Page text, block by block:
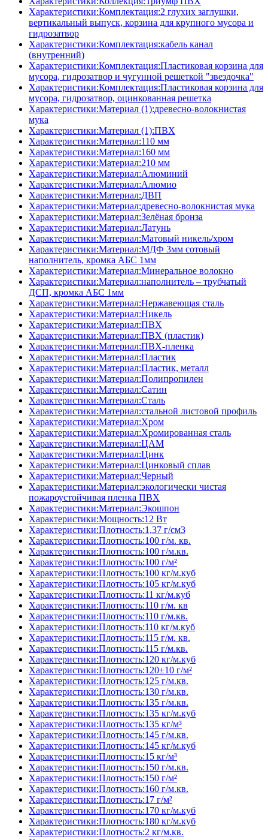
Характеристики:Комплектация:2 глухих заглушки,
вертикальный выпуск, корзина для крупного мусора и
гидрозатвор
Характеристики:Комплектация:кабель канал
(внутренний)
Характеристики:Комплектация:Пластиковая корзина для
мусора, гидрозатвор и чугунной решеткой "звездочка"
Характеристики:Комплектация:Пластиковая корзина для
мусора, гидрозатвор, оцинкованная решетка
Характеристики:Материал (1):древесно-волокнистая
мука
Характеристики:Материал (1):ПВХ
Характеристики:Материал:110 мм
Характеристики:Материал:160 мм
Характеристики:Материал:210 мм
Характеристики:Материал:Алюминий
Характеристики:Материал:Алюмио
Характеристики:Материал:ДВП
Характеристики:Материал:древесно-волокнистая мука
Характеристики:Материал:Зелёная бронза
Характеристики:Материал:Латунь
Характеристики:Материал:Матовый никель/хром
Характеристики:Материал:МДФ 3мм сотовый
наполнитель, кромка AБC 1мм
Характеристики:Материал:Минеральное волокно
Характеристики:Материал:наполнитель – трубчатый
ДСП, кромка AБC 1мм
Характеристики:Материал:Нержавеющая сталь
Характеристики:Материал:Никель
Характеристики:Материал:ПВХ
Характеристики:Материал:ПВХ (пластик)
Характеристики:Материал:ПВХ-пленка
Характеристики:Материал:Пластик
Характеристики:Материал:Пластик, металл
Характеристики:Материал:Полипропилен
Характеристики:Материал:Сатин
Характеристики:Материал:Сталь
Характеристики:Материал:стальной листовой профиль
Характеристики:Материал:Хром
Характеристики:Материал:Хромированная сталь
Характеристики:Материал:ЦАМ
Характеристики:Материал:Цинк
Характеристики:Материал:Цинковый сплав
Характеристики:Материал:Черный
Характеристики:Материал:экологически чистая
пожароустойчивая пленка ПВХ
Характеристики:Материал:Экошпон
Характеристики:Мощность:12 Вт
Характеристики:Плотность:1,37 г/см3
Характеристики:Плотность:100 г/м. кв.
Характеристики:Плотность:100 г/м.кв.
Характеристики:Плотность:100 г/м²
Характеристики:Плотность:100 кг/м.куб
Характеристики:Плотность:105 кг/м.куб
Характеристики:Плотность:11 кг/м.куб
Характеристики:Плотность:110 г/м. кв
Характеристики:Плотность:110 г/м.кв.
Характеристики:Плотность:110 кг/м.куб
Характеристики:Плотность:115 г/м. кв.
Характеристики:Плотность:115 г/м.кв.
Характеристики:Плотность:120 кг/м.куб
Характеристики:Плотность:120±10 г/м²
Характеристики:Плотность:125 г/м.кв.
Характеристики:Плотность:130 г/м.кв.
Характеристики:Плотность:135 г/м.кв.
Характеристики:Плотность:135 кг/м.куб
Характеристики:Плотность:135 кг/м³
Характеристики:Плотность:145 г/м.кв.
Характеристики:Плотность:145 кг/м.куб
Характеристики:Плотность:15 кг/м³
Характеристики:Плотность:150 г/м.кв.
Характеристики:Плотность:150 г/м²
Характеристики:Плотность:160 г/м.кв.
Характеристики:Плотность:17 г/м²
Характеристики:Плотность:170 кг/м.куб
Характеристики:Плотность:180 кг/м.куб
Характеристики:Плотность:2 кг/м.кв.